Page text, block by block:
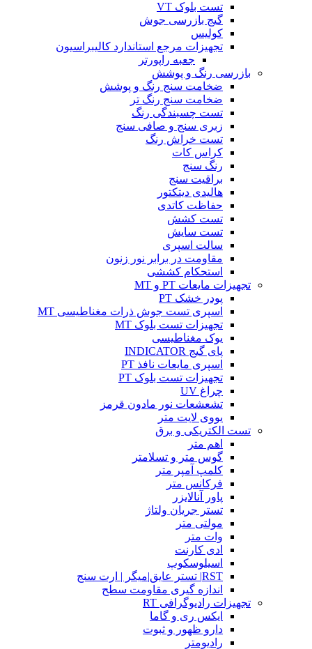
تست بلوک VT
گیج بازرسی جوش
کولیس
تجهیزات مرجع استاندارد کالیبراسیون
جعبه راپورتر
بازرسی رنگ و پوشش
ضخامت سنج رنگ و پوشش
ضخامت سنج رنگ تر
تست چسبندگی رنگ
زبری سنج و صافی سنج
تست خراش رنگ
کراس کات
رنگ سنج
براقیت سنج
هالیدی دیتکتور
حفاظت کاتدی
تست کشش
تست سایش
سالت اسپری
مقاومت در برابر نور زنون
استحکام کششی
تجهیزات مایعات PT و MT
پودر خشک PT
اسپری تست جوش ذرات مغناطیسی MT
تجهیزات تست بلوک MT
یوک مغناطیسی
پای گیج INDICATOR
اسپری مایعات نافذ PT
تجهیزات تست بلوک PT
چراغ UV
تشعشعات نور مادون قرمز
یووی لایت متر
تست الکتریکی و برق
اهم متر
گوس متر و تسلامتر
کلمپ آمپر متر
فرکانس متر
پاور آنالایزر
تستر جریان ولتاژ
مولتی متر
وات متر
ادی کارنت
اسیلوسکوپ
RST| تستر عایق|میگر | ارت سنج
اندازه گیری مقاومت سطح
تجهیزات رادیوگرافی RT
ایکس ری و گاما
دارو ظهور و ثبوت
رادیومتر